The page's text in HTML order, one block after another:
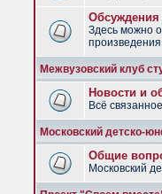
Обсуждения
Здесь можно
Межвузовский клуб
Новости и
Всё
Московский детско-
Общие
Московский